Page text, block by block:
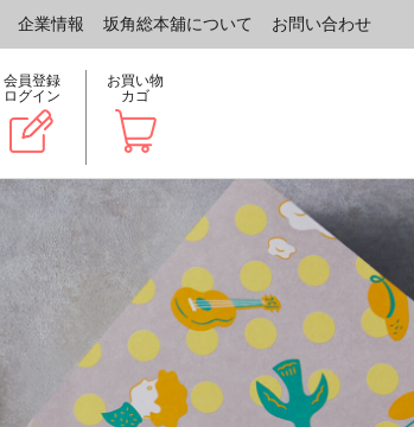
企業情報 坂角総本舖について お問い合わせ
会員登録
ログイン
お買い物
カゴ